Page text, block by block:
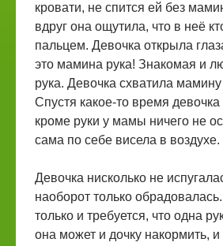
кровати, не спится ей без
вдруг она ощутила, что в неё
пальцем. Девочка открыла
это мамина рука! Знакомая и
рука. Девочка схватила мамину
Спустя какое-то время девочка
кроме руки у мамы ничего не
сама по себе висела в воздухе.
Девочка нисколько не
наоборот только
только и требуется, что одна
она может и дочку накормить,